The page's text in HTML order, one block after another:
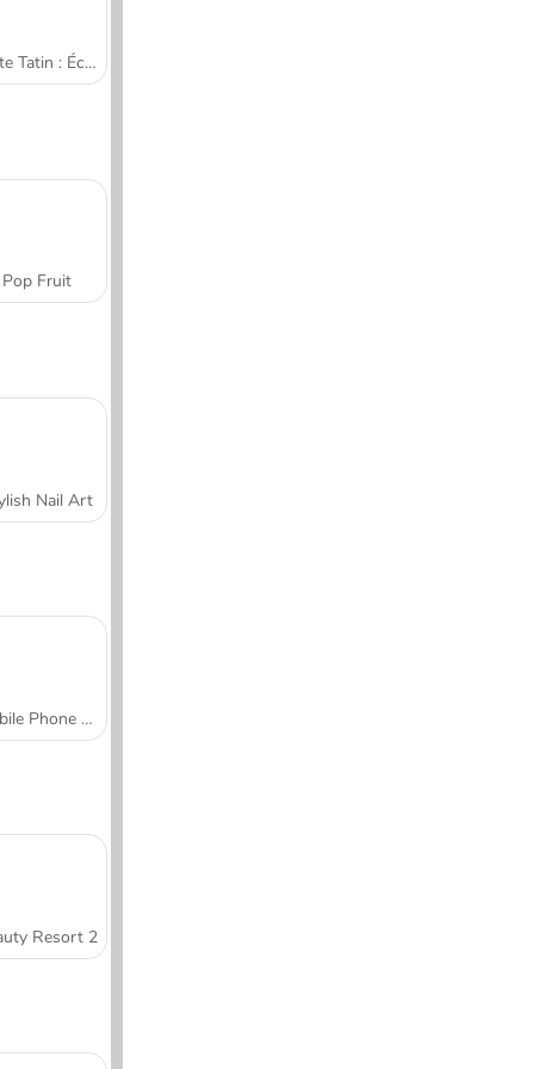
Tarte Tatin : École de cuisine de Sara
Pop Fruit
Nail Art
Mobile Phone Case Design & DIY
Resort 2